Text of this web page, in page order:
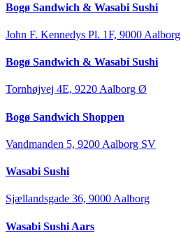
Bogø Sandwich & Wasabi Sushi
John F. Kennedys Pl. 1F, 9000 Aalborg
Bogø Sandwich & Wasabi Sushi
Tornhøjvej 4E, 9220 Aalborg Ø
Bogø Sandwich Shoppen
Vandmanden 5, 9200 Aalborg SV
Wasabi Sushi
Sjællandsgade 36, 9000 Aalborg
Wasabi Sushi Aars